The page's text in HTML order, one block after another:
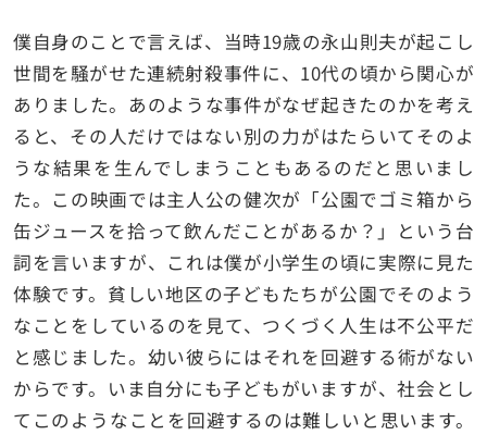
僕自身のことで言えば、当時19歳の永山則夫が起こし
世間を騒がせた連続射殺事件に、10代の頃から関心が
ありました。あのような事件がなぜ起きたのかを考え
ると、その人だけではない別の力がはたらいてそのよ
うな結果を生んでしまうこともあるのだと思いまし
た。この映画では主人公の健次が「公園でゴミ箱から
缶ジュースを拾って飲んだことがあるか？」という台
詞を言いますが、これは僕が小学生の頃に実際に見た
体験です。貧しい地区の子どもたちが公園でそのよう
なことをしているのを見て、つくづく人生は不公平だ
と感じました。幼い彼らにはそれを回避する術がない
からです。いま自分にも子どもがいますが、社会とし
てこのようなことを回避するのは難しいと思います。